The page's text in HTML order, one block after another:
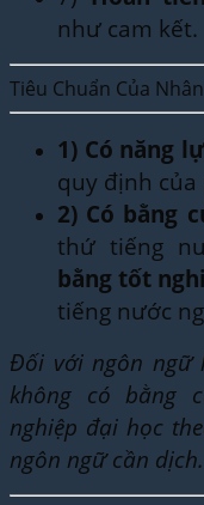
như cam kết.
Tiêu Chuẩn Của
1) Có năng
quy định
2) Có bằng
thứ tiếng
bằng tốt
tiếng nước
Đối với ngôn ngữ
không có bằng
nghiệp đại học
ngôn ngữ cần dịch.